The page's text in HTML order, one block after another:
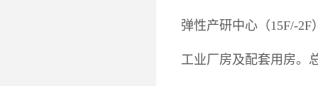
弹性产研中心（15F/-
工业厂房及配套用房。